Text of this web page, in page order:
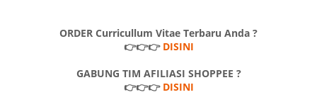
ORDER Curricullum Vitae Terbaru Anda ?
👉👉👉 DISINI
GABUNG TIM AFILIASI SHOPPEE ?
👉👉👉 DISINI